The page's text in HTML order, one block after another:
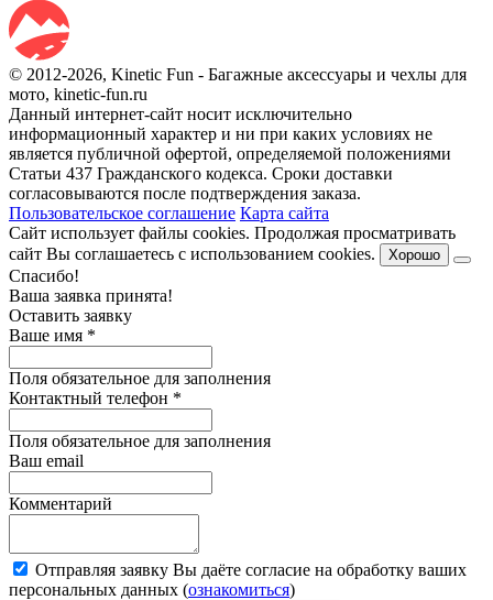
© 2012-2026, Kinetic Fun - Багажные аксессуары и чехлы для
мото, kinetic-fun.ru
Данный интернет-сайт носит исключительно
информационный характер и ни при каких условиях не
является публичной офертой, определяемой положениями
Статьи 437 Гражданского кодекса. Сроки доставки
согласовываются после подтверждения заказа.
Пользовательское соглашение Карта сайта
Сайт использует файлы cookies. Продолжая просматривать
сайт Вы соглашаетесь с использованием cookies.
Хорошо
Спасибо!
Ваша заявка принята!
Оставить заявку
Ваше имя *
Поля обязательное для заполнения
Контактный телефон *
Поля обязательное для заполнения
Ваш email
Комментарий
Отправляя заявку Вы даёте согласие на обработку ваших
персональных данных (ознакомиться)